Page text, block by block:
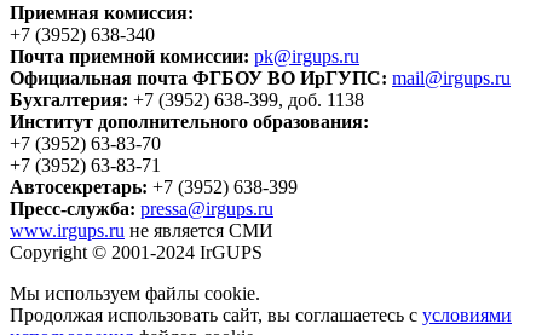
Приемная комиссия:
+7 (3952) 638-340
Почта приемной комиссии: pk@irgups.ru
Официальная почта ФГБОУ ВО ИрГУПС: mail@irgups.ru
Бухгалтерия: +7 (3952) 638-399, доб. 1138
Институт дополнительного образования:
+7 (3952) 63-83-70
+7 (3952) 63-83-71
Автосекретарь: +7 (3952) 638-399
Пресс-служба: pressa@irgups.ru
www.irgups.ru не является СМИ
Copyright © 2001-2024 IrGUPS
Мы используем файлы cookie.
Продолжая использовать сайт, вы соглашаетесь с условиями